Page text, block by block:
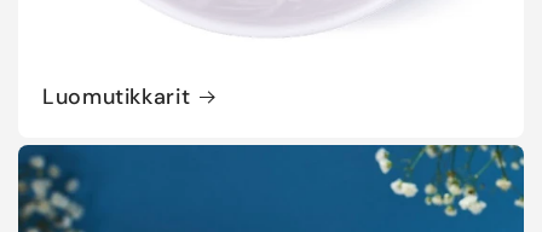
Luomutikkarit